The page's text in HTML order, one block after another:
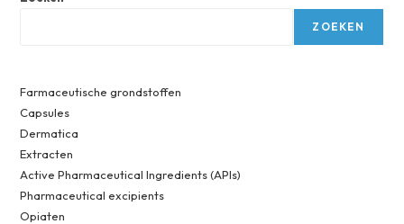
ZOEKEN
Farmaceutische grondstoffen
Capsules
Dermatica
Extracten
Active Pharmaceutical Ingredients (APIs)
Pharmaceutical excipients
Opiaten